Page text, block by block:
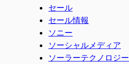
セール
セール情報
ソニー
ソーシャルメディア
ソーラーテクノロジー